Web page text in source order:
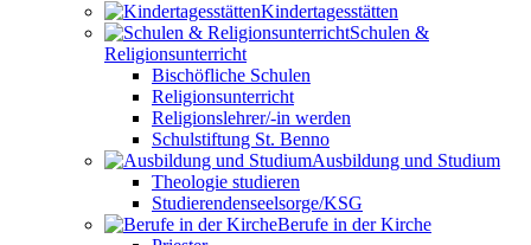
Kindertagesstätten
Schulen &
Religionsunterricht
Bischöfliche Schulen
Religionsunterricht
Religionslehrer/-in werden
Schulstiftung St. Benno
Ausbildung und Studium
Theologie studieren
Studierendenseelsorge/KSG
Berufe in der Kirche